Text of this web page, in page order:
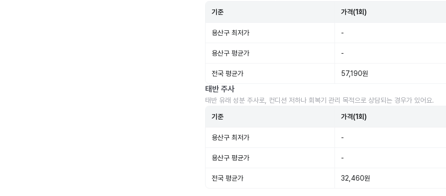
기준 가격(1회)
용산구 최저가 -
용산구 평균가 -
전국 평균가 57,190원
태반 주사
태반 유래 성분 주사로, 컨디션 저하나 회복기 관리 목적으로 상담되는 경우가 있어요.
기준 가격(1회)
용산구 최저가 -
용산구 평균가 -
전국 평균가 32,460원